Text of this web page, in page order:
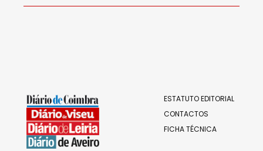
ESTATUTO EDITORIAL
CONTACTOS
FICHA TÉCNICA